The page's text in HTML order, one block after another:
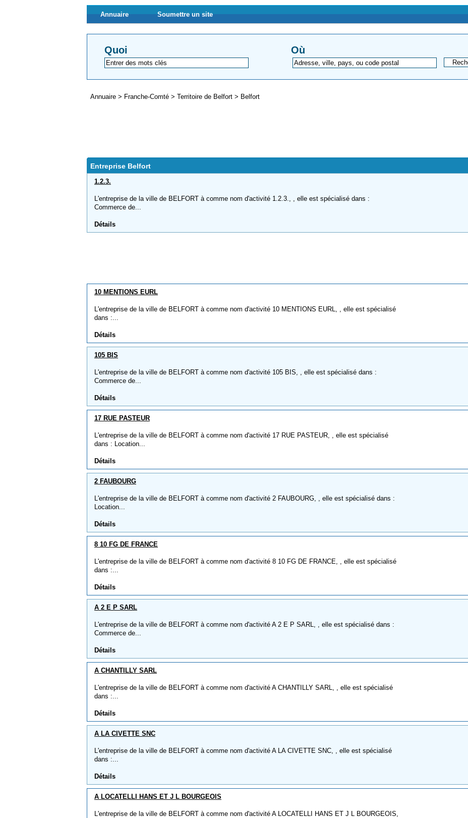
Annuaire Soumettre un site
Quoi Où
Annuaire > Franche-Comté > Territoire de Belfort > Belfort
Entreprise Belfort
1.2.3.
L'entreprise de la ville de BELFORT à comme nom d'activité 1.2.3., , elle est spécialisé dans :
Commerce de...
Détails
10 MENTIONS EURL
L'entreprise de la ville de BELFORT à comme nom d'activité 10 MENTIONS EURL, , elle est spécialisé
dans :...
Détails
105 BIS
L'entreprise de la ville de BELFORT à comme nom d'activité 105 BIS, , elle est spécialisé dans :
Commerce de...
Détails
17 RUE PASTEUR
L'entreprise de la ville de BELFORT à comme nom d'activité 17 RUE PASTEUR, , elle est spécialisé
dans : Location...
Détails
2 FAUBOURG
L'entreprise de la ville de BELFORT à comme nom d'activité 2 FAUBOURG, , elle est spécialisé dans :
Location...
Détails
8 10 FG DE FRANCE
L'entreprise de la ville de BELFORT à comme nom d'activité 8 10 FG DE FRANCE, , elle est spécialisé
dans :...
Détails
A 2 E P SARL
L'entreprise de la ville de BELFORT à comme nom d'activité A 2 E P SARL, , elle est spécialisé dans :
Commerce de...
Détails
A CHANTILLY SARL
L'entreprise de la ville de BELFORT à comme nom d'activité A CHANTILLY SARL, , elle est spécialisé
dans :...
Détails
A LA CIVETTE SNC
L'entreprise de la ville de BELFORT à comme nom d'activité A LA CIVETTE SNC, , elle est spécialisé
dans :...
Détails
A LOCATELLI HANS ET J L BOURGEOIS
L'entreprise de la ville de BELFORT à comme nom d'activité A LOCATELLI HANS ET J L BOURGEOIS,